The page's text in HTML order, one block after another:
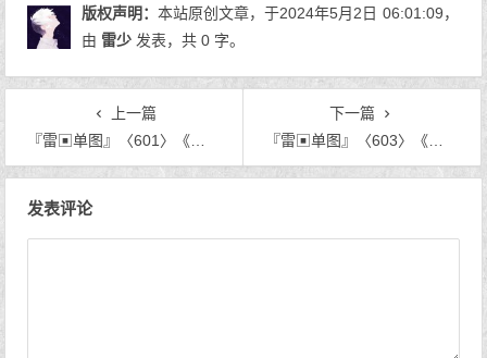
版权声明：本站原创文章，于2024年5月2日 06:01:09，
由 雷少 发表，共 0 字。
上一篇
『雷▣单图』〈601〉《暮夜.空空的城》
下一篇
『雷▣单图』〈603〉《你是我的人间烟火》
发表评论